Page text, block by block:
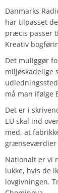
Danmarks
har tilpasset
præcis passer
Kreativ
Det muliggør
miljøskadelige
må man ifølge
Det er i
EU skal ind
med, at
grænseværdier
Nationalt er vi
lukke, hvis de
lovgivningen.